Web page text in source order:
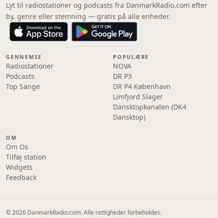
Lyt til radiostationer og podcasts fra DanmarkRadio.com efter
by, genre eller stemning — gratis på alle enheder.
GENNEMSE
Radiostationer
Podcasts
Top Sange
POPULÆRE
NOVA
DR P3
DR P4 København
Limfjord Slager
Dansktopkanalen (DK4
Dansktop)
OM
Om Os
Tilføj station
Widgets
Feedback
© 2026 DanmarkRadio.com. Alle rettigheder forbeholdes.